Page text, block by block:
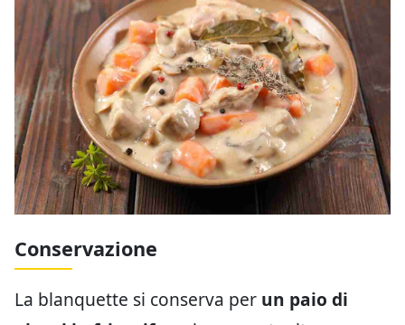
Conservazione
La blanquette si conserva per un paio di